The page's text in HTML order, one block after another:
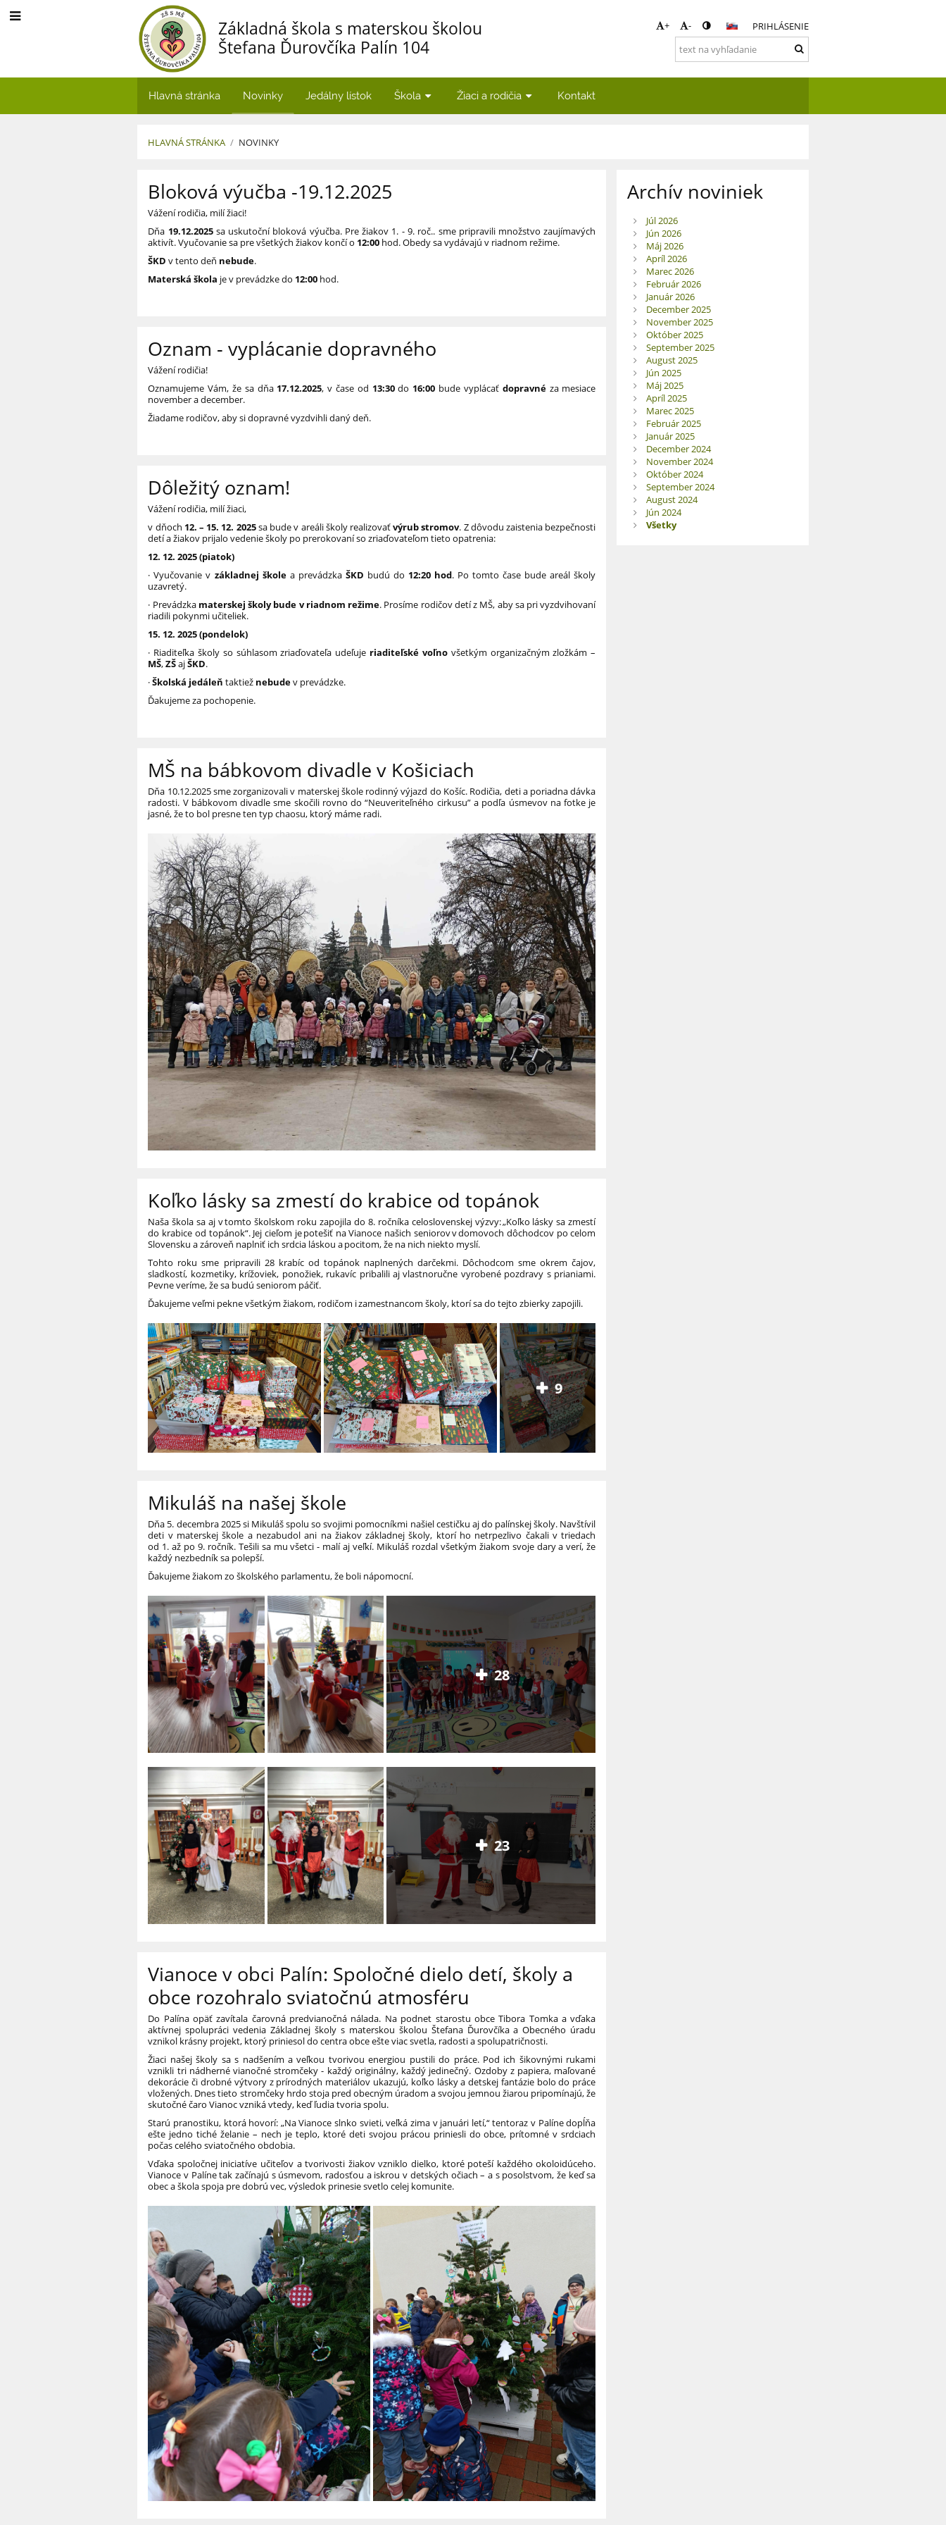
Základná škola s materskou školou
Štefana Ďurovčíka Palín 104
+ - PRIHLÁSENIE
Hlavná stránka Novinky Jedálny lístok Škola Žiaci a rodičia Kontakt
HLAVNÁ STRÁNKA / NOVINKY
Novinky
Bloková výučba -19.12.2025
Vážení rodičia, milí žiaci!
Dňa 19.12.2025 sa uskutoční bloková výučba. Pre žiakov 1. - 9. roč.. sme pripravili množstvo zaujímavých
aktivít. Vyučovanie sa pre všetkých žiakov končí o 12:00 hod. Obedy sa vydávajú v riadnom režime.
ŠKD v tento deň nebude.
Materská škola je v prevádzke do 12:00 hod.
Oznam - vyplácanie dopravného
Vážení rodičia!
Oznamujeme Vám, že sa dňa 17.12.2025, v čase od 13:30do 16:00 bude vyplácať dopravné za mesiace
november a december.
Žiadame rodičov, aby si dopravné vyzdvihli daný deň.
Dôležitý oznam!
Vážení rodičia, milí žiaci,
v dňoch 12. – 15. 12. 2025sa bude v areáli školy realizovaťvýrub stromov. Z dôvodu zaistenia bezpečnosti
detí a žiakov prijalo vedenie školy po prerokovaní so zriaďovateľom tieto opatrenia:
12. 12. 2025 (piatok)
· Vyučovanie v základnej školea prevádzka ŠKD budú do 12:20 hod. Po tomto čase bude areál školy
uzavretý.
· Prevádzka materskej školy bude v riadnom režime. Prosíme rodičov detí z MŠ, aby sa pri vyzdvihovaní
riadili pokynmi učiteliek.
15. 12. 2025 (pondelok)
· Riaditeľka školy so súhlasom zriaďovateľa udeľuje riaditeľské voľno všetkým organizačným zložkám –
MŠ,ZŠajŠKD.
·Školská jedáleň taktiež nebudev prevádzke.
Ďakujeme za pochopenie.
MŠ na bábkovom divadle v Košiciach
Dňa 10.12.2025 sme zorganizovali v materskej škole rodinný výjazd do Košíc. Rodičia, deti a poriadna dávka
radosti. V bábkovom divadle sme skočili rovno do “Neuveriteľného cirkusu” a podľa úsmevov na fotke je
jasné, že to bol presne ten typ chaosu, ktorý máme radi.
Koľko lásky sa zmestí do krabice od topánok
Naša škola sa aj v tomto školskom roku zapojila do 8. ročníka celoslovenskej výzvy: „Koľko lásky sa zmestí
do krabice od topánok“. Jej cieľom je potešiť na Vianoce našich seniorov v domovoch dôchodcov po celom
Slovensku a zároveň naplniť ich srdcia láskou a pocitom, že na nich niekto myslí.
Tohto roku sme pripravili 28 krabíc od topánok naplnených darčekmi. Dôchodcom sme okrem čajov,
sladkostí, kozmetiky, krížoviek, ponožiek, rukavíc pribalili aj vlastnoručne vyrobené pozdravy s prianiami.
Pevne veríme, že sa budú seniorom páčiť.
Ďakujeme veľmi pekne všetkým žiakom, rodičom i zamestnancom školy, ktorí sa do tejto zbierky zapojili.
9
Mikuláš na našej škole
Dňa 5. decembra 2025 si Mikuláš spolu so svojimi pomocníkmi našiel cestičku aj do palínskej školy. Navštívil
deti v materskej škole a nezabudol ani na žiakov základnej školy, ktorí ho netrpezlivo čakali v triedach
od 1. až po 9. ročník. Tešili sa mu všetci - malí aj veľkí. Mikuláš rozdal všetkým žiakom svoje dary a verí, že
každý nezbedník sa polepší.
Ďakujeme žiakom zo školského parlamentu, že boli nápomocní.
28
23
Vianoce v obci Palín: Spoločné dielo detí, školy a
obce rozohralo sviatočnú atmosféru
Do Palína opäť zavítala čarovná predvianočná nálada. Na podnet starostu obce Tibora Tomka a vďaka
aktívnej spolupráci vedenia Základnej školy s materskou školou Štefana Ďurovčíka a Obecného úradu
vznikol krásny projekt, ktorý priniesol do centra obce ešte viac svetla, radosti a spolupatričnosti.
Žiaci našej školy sa s nadšením a veľkou tvorivou energiou pustili do práce. Pod ich šikovnými rukami
vznikli tri nádherné vianočné stromčeky - každý originálny, každý jedinečný. Ozdoby z papiera, maľované
dekorácie či drobné výtvory z prírodných materiálov ukazujú, koľko lásky a detskej fantázie bolo do práce
vložených. Dnes tieto stromčeky hrdo stoja pred obecným úradom a svojou jemnou žiarou pripomínajú, že
skutočné čaro Vianoc vzniká vtedy, keď ľudia tvoria spolu.
Starú pranostiku, ktorá hovorí: „Na Vianoce slnko svieti, veľká zima v januári letí,“ tentoraz v Palíne dopĺňa
ešte jedno tiché želanie – nech je teplo, ktoré deti svojou prácou priniesli do obce, prítomné v srdciach
počas celého sviatočného obdobia.
Vďaka spoločnej iniciatíve učiteľov a tvorivosti žiakov vzniklo dielko, ktoré poteší každého okoloidúceho.
Vianoce v Palíne tak začínajú s úsmevom, radosťou a iskrou v detských očiach – a s posolstvom, že keď sa
obec a škola spoja pre dobrú vec, výsledok prinesie svetlo celej komunite.
Archív noviniek
Júl 2026
Jún 2026
Máj 2026
Apríl 2026
Marec 2026
Február 2026
Január 2026
December 2025
November 2025
Október 2025
September 2025
August 2025
Jún 2025
Máj 2025
Apríl 2025
Marec 2025
Február 2025
Január 2025
December 2024
November 2024
Október 2024
September 2024
August 2024
Jún 2024
Všetky